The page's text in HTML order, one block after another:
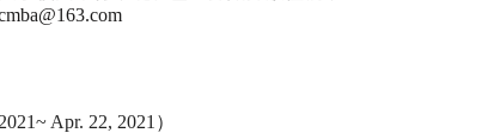
Apr. 22, 2021）